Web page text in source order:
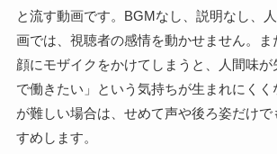
と流す動画です。BGMなし、説明なし、
画では、視聴者の感情を動かせません。
顔にモザイクをかけてしまうと、人間味が
で働きたい」という気持ちが生まれにくく
が難しい場合は、せめて声や後ろ姿だけで
すめします。